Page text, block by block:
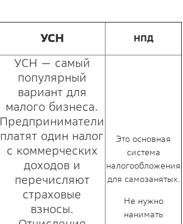
УСН НПД
УСН — самый
популярный
вариант для
малого бизнеса.
Предприниматели
платят один налог
с коммерческих
доходов и
перечисляют
страховые
взносы.
Это основная
система
налогообложения
для самозанятых.
Не нужно
нанимать